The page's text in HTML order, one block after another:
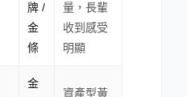
牌 /
金
條
量，長輩
收到感受
明顯
金
資產型黃